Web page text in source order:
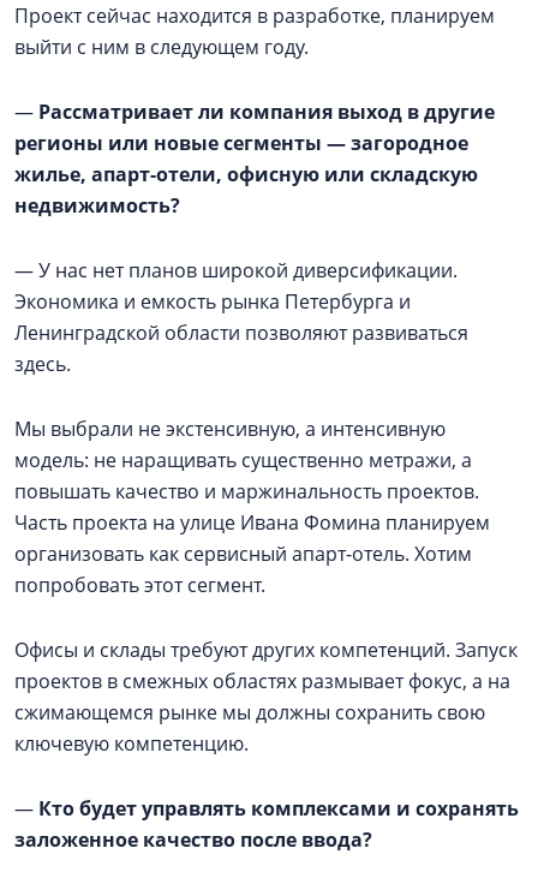
Проект сейчас находится в разработке, планируем
выйти с ним в следующем году.
— Рассматривает ли компания выход в другие
регионы или новые сегменты — загородное
жилье, апарт-отели, офисную или складскую
недвижимость?
— У нас нет планов широкой диверсификации.
Экономика и емкость рынка Петербурга и
Ленинградской области позволяют развиваться
здесь.
Мы выбрали не экстенсивную, а интенсивную
модель: не наращивать существенно метражи, а
повышать качество и маржинальность проектов.
Часть проекта на улице Ивана Фомина планируем
организовать как сервисный апарт-отель. Хотим
попробовать этот сегмент.
Офисы и склады требуют других компетенций. Запуск
проектов в смежных областях размывает фокус, а на
сжимающемся рынке мы должны сохранить свою
ключевую компетенцию.
— Кто будет управлять комплексами и сохранять
заложенное качество после ввода?